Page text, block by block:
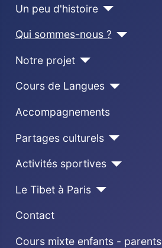
Un peu d'histoire
Qui sommes-nous ?
Notre projet
Cours de Langues
Accompagnements
Partages culturels
Activités sportives
Le Tibet à Paris
Contact
Cours mixte enfants - parents